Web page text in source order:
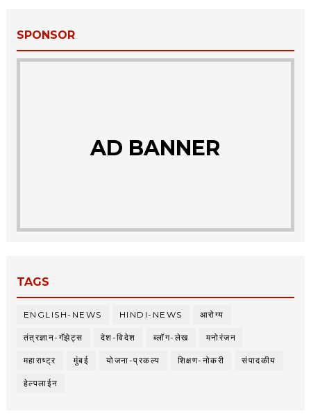
SPONSOR
AD BANNER
TAGS
ENGLISH-NEWS HINDI-NEWS आरोग्य
तंत्रज्ञान-गॅझेट्स देश-विदेश ब्लॉग-लेख मनोरंजन
महाराष्ट्र मुंबई योजना-प्रकल्प शिक्षण-नोकरी संपादकीय
हेल्पलाईन